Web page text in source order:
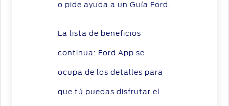
o pide ayuda a un Guía Ford.
La lista de beneficios
continua: Ford App se
ocupa de los detalles para
que tú puedas disfrutar el